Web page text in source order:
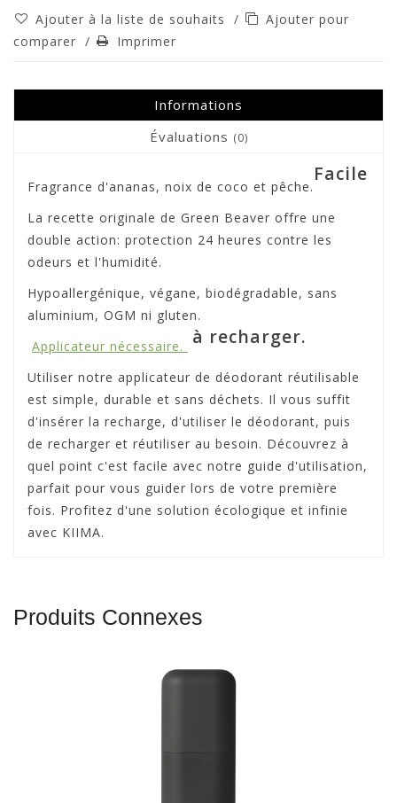
Ajouter à la liste de souhaits
/
Ajouter pour
comparer / Imprimer
Informations
Évaluations (0)
Fragrance d'ananas, noix de coco et pêche.
La recette originale de Green Beaver offre une
double action: protection 24 heures contre les
odeurs et l'humidité.
Hypoallergénique, végane, biodégradable, sans
aluminium, OGM ni gluten.
Applicateur nécessaire.
Facile
à recharger.
Utiliser notre applicateur de déodorant réutilisable
est simple, durable et sans déchets. Il vous suffit
d'insérer la recharge, d'utiliser le déodorant, puis
de recharger et réutiliser au besoin. Découvrez à
quel point c'est facile avec notre guide d'utilisation,
parfait pour vous guider lors de votre première
fois. Profitez d'une solution écologique et infinie
avec KIIMA.
Produits Connexes